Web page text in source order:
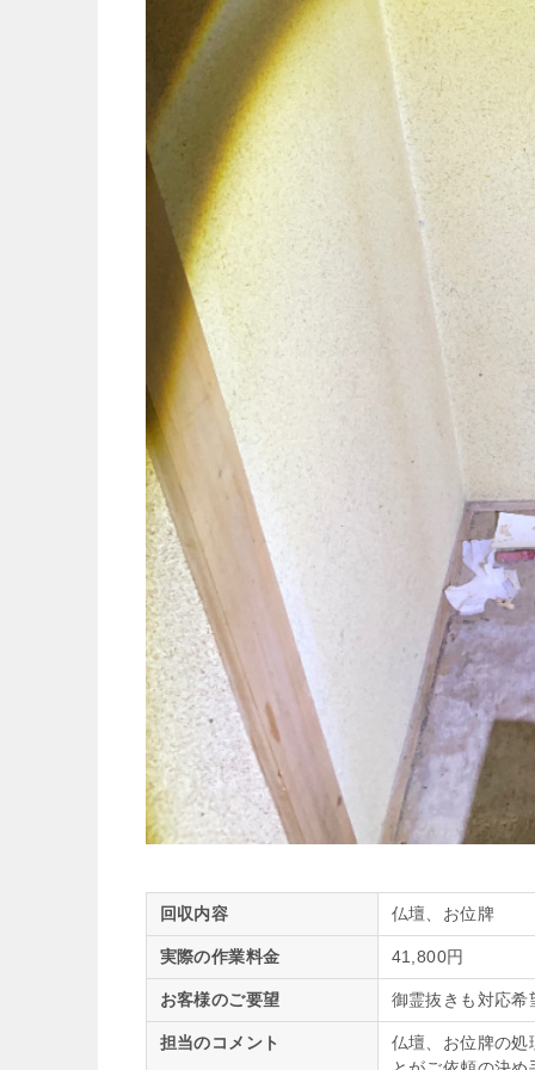
回収内容 仏壇、お位牌
実際の作業料金 41,800円
お客様のご要望 御霊抜きも対応希
担当のコメント
仏壇、お位牌の